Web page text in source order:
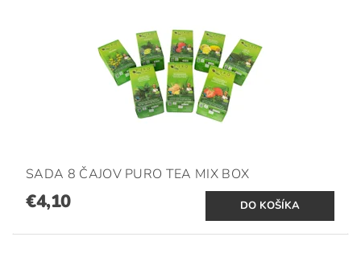
SADA 8 ČAJOV PURO TEA MIX BOX
€4,10